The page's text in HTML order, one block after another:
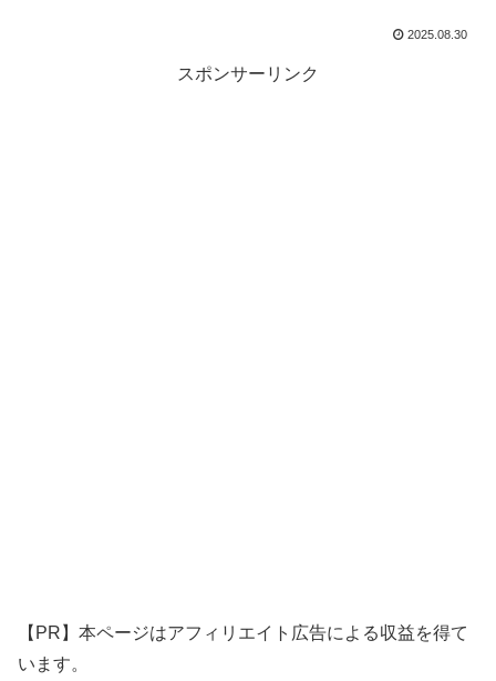
2025.08.30
スポンサーリンク
【PR】本ページはアフィリエイト広告による収益を得て
います。